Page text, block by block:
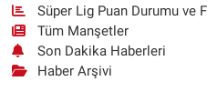
Süper Lig Puan Durumu ve
Tüm Manşetler
Son Dakika Haberleri
Haber Arşivi